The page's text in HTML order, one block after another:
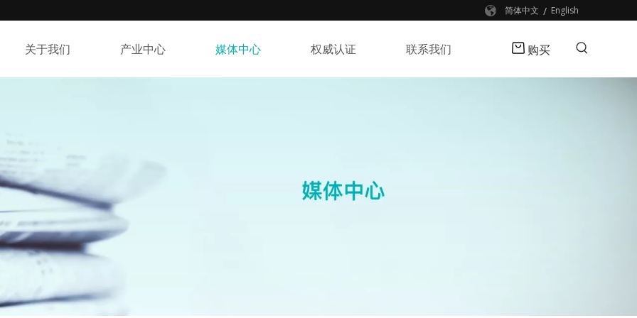
简体中文 / English
关于我们 产业中心 媒体中心 权威认证 联系我们 购买